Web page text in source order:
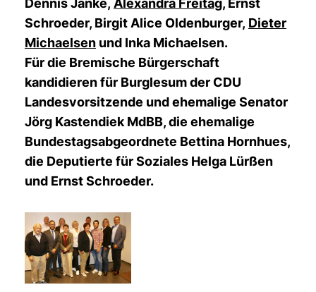
Dennis Janke, Alexandra Freitag, Ernst
Schroeder, Birgit Alice Oldenburger, Dieter
Michaelsen und Inka Michaelsen.
Für die Bremische Bürgerschaft
kandidieren für Burglesum der CDU
Landesvorsitzende und ehemalige Senator
Jörg Kastendiek MdBB, die ehemalige
Bundestagsabgeordnete Bettina Hornhues,
die Deputierte für Soziales Helga Lürßen
und Ernst Schroeder.